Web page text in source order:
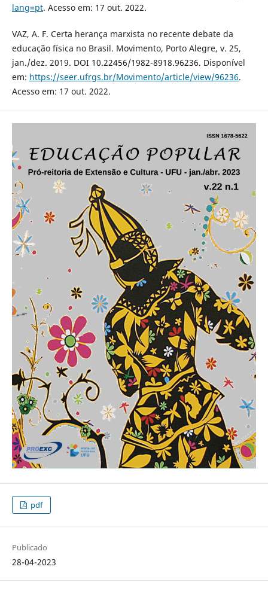
lang=pt. Acesso em: 17 out. 2022.
VAZ, A. F. Certa herança marxista no recente debate da
educação física no Brasil. Movimento, Porto Alegre, v. 25,
jan./dez. 2019. DOI 10.22456/1982-8918.96236. Disponível
em: https://seer.ufrgs.br/Movimento/article/view/96236.
Acesso em: 17 out. 2022.
pdf
Publicado
28-04-2023